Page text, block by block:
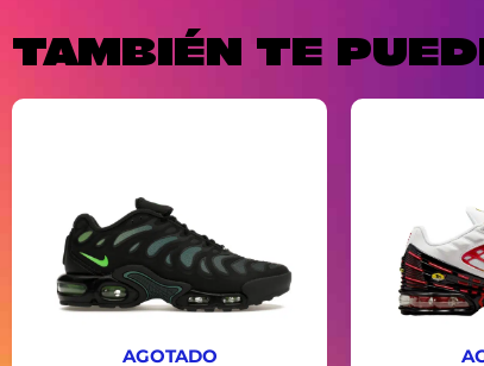
TAMBIÉN TE
AGOTADO